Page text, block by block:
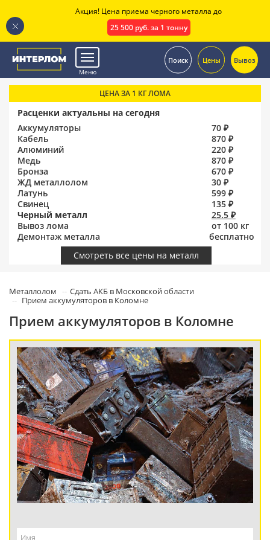
Меню
Поиск Цены Вывоз
ЦЕНА ЗА 1 КГ ЛОМА
Расценки актуальны на сегодня
Аккумуляторы
70 ₽
Кабель
870 ₽
Алюминий
220 ₽
Медь
870 ₽
Бронза
670 ₽
ЖД металлолом
30 ₽
Латунь
599 ₽
Свинец
135 ₽
Черный металл
25.5 ₽
Вывоз лома
от 100 кг
Демонтаж металла
бесплатно
Смотреть все цены на металл
Металлолом
Сдать АКБ в Московской области
Прием аккумуляторов в Коломне
Прием аккумуляторов в Коломне
Акция! Цена приема черного металла до
25 500 руб. за 1 тонну
.